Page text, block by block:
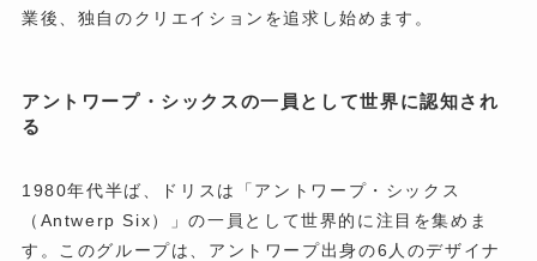
業後、独自のクリエイションを追求し始めます。
アントワープ・シックスの一員として世界に認知され
る
1980年代半ば、ドリスは「アントワープ・シックス
（Antwerp Six）」の一員として世界的に注目を集めま
す。このグループは、アントワープ出身の6人のデザイナ